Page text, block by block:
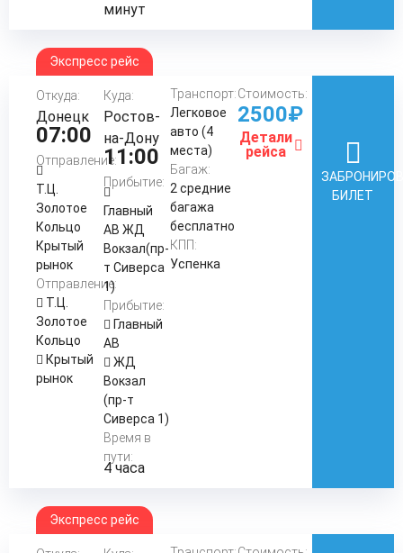
минут
Экспресс рейс
Откуда:
Донецк
07:00
Отправление:
Т.Ц.
Золотое
Кольцо
Крытый
рынок
Отправление:
Т.Ц.
Золотое
Кольцо
Крытый
рынок
Куда:
Ростов-
на-Дону
11:00
Прибытие:
Главный
АВ ЖД
Вокзал(пр-
т Сиверса
1)
Прибытие:
Главный
АВ
ЖД
Вокзал
(пр-т
Сиверса 1)
Время в
пути:
4 часа
Транспорт:
Легковое
авто (4
места)
Багаж:
2 средние
багажа
бесплатно
КПП:
Успенка
Стоимость:
2500₽
Детали
рейса
БИЛЕТ
Экспресс рейс